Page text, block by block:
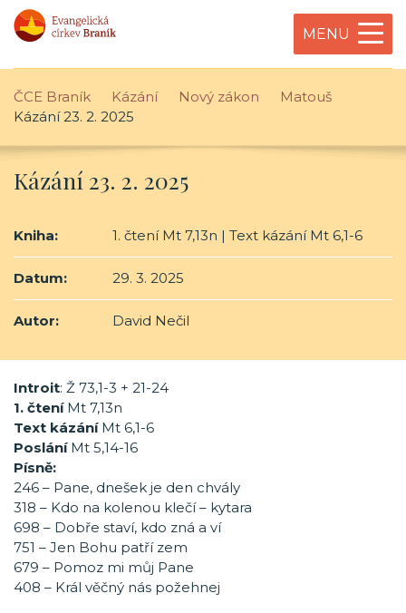
MENU
ČCE Braník Kázání Nový zákon
Matouš
Kázání 23. 2. 2025
Kázání 23. 2. 2025
Kniha: 1. čtení Mt 7,13n | Text kázání Mt 6,1-6
Datum: 29. 3. 2025
Autor: David Nečil
Introit: Ž 73,1-3 + 21-24
1. čteníMt 7,13n
Text kázáníMt 6,1-6
PosláníMt 5,14-16
Písně:
246 – Pane, dnešek je den chvály
318 – Kdo na kolenou klečí – kytara
698 – Dobře staví, kdo zná a ví
751 – Jen Bohu patří zem
679 – Pomoz mi můj Pane
408 – Král věčný nás požehnej